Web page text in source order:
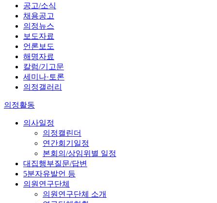
공고/소식
채용공고
의정뉴스
보도자료
언론보도
해명자료
칼럼/기고문
세미나·토론
의정갤러리
의정활동
의사일정
의정캘린더
연간회기일정
본회의/상임위별 일정
대집행부질문/답변
5분자유발언 등
의원연구단체
의원연구단체 소개